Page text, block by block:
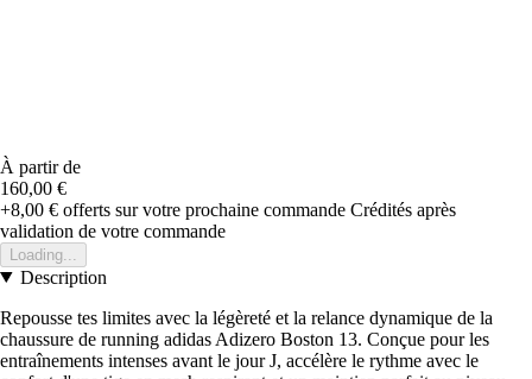
À partir de
160,00 €
+8,00 € offerts sur votre prochaine commande Crédités après
validation de votre commande
Loading...
Description
Repousse tes limites avec la légèreté et la relance dynamique de la
chaussure de running adidas Adizero Boston 13. Conçue pour les
entraînements intenses avant le jour J, accélère le rythme avec le